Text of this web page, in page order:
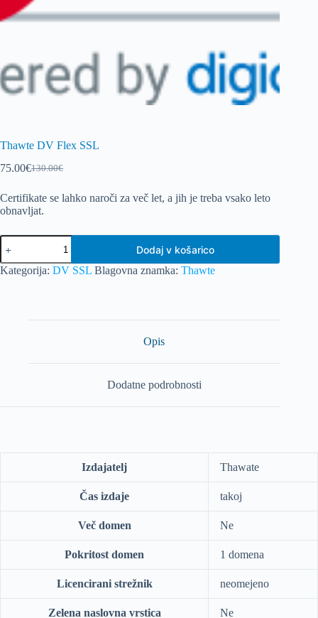
Thawte DV Flex SSL
130.00€
Izvirna
je
bila:
75.00€Trenutna
je:
75.00€.
Certifikate se lahko naroči za več let, a jih je treba vsako leto
obnavljat.
Thawte
DV
Flex
SSL
Dodaj v košarico
Kategorija: DV SSL Blagovna znamka: Thawte
Opis
Dodatne podrobnosti
Izdajatelj Thawate
Čas izdaje takoj
Več domen Ne
Pokritost domen 1 domena
Licencirani strežnik neomejeno
Zelena naslovna vrstica Ne